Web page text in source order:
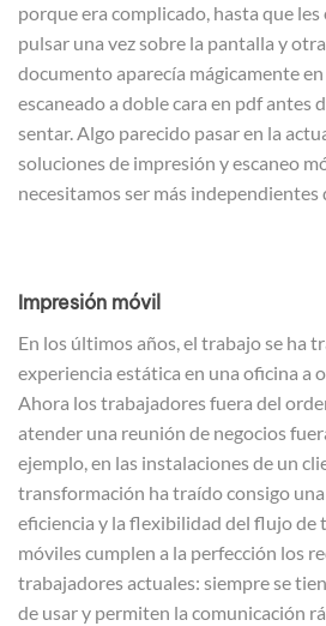
porque era complicado, hasta que
pulsar una vez sobre la pantalla y
documento aparecía mágicamente
escaneado a doble cara en pdf antes
sentar. Algo parecido pasar en la
soluciones de impresión y escaneo
necesitamos ser más independientes
Impresión móvil
En los últimos años, el trabajo se ha
experiencia estática en una oficina a
Ahora los trabajadores fuera del
atender una reunión de negocios
ejemplo, en las instalaciones de un
transformación ha traído consigo
eficiencia y la flexibilidad del flujo de
móviles cumplen a la perfección los
trabajadores actuales: siempre se
de usar y permiten la comunicación